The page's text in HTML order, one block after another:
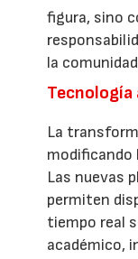
figura, sino
la
La
modificando
Las nuevas
permiten
tiempo real
académico,